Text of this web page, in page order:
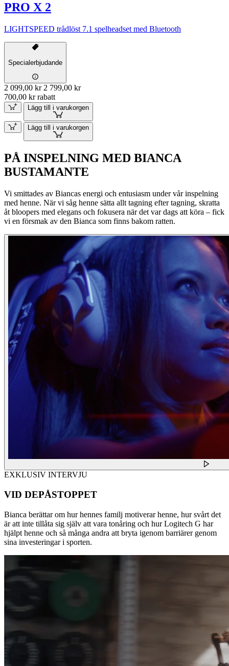
PRO X 2
LIGHTSPEED trådlöst 7.1 spelheadset med Bluetooth
Specialerbjudande
2 099,00 kr 2 799,00 kr
700,00 kr rabatt
Lägg till i varukorgen
Lägg till i varukorgen
PÅ INSPELNING MED BIANCA
BUSTAMANTE
Vi smittades av Biancas energi och entusiasm under vår inspelning
med henne. När vi såg henne sätta allt tagning efter tagning, skratta
åt bloopers med elegans och fokusera när det var dags att köra – fick
vi en försmak av den Bianca som finns bakom ratten.
EXKLUSIV INTERVJU
VID DEPÅSTOPPET
Bianca berättar om hur hennes familj motiverar henne, hur svårt det
är att inte tillåta sig själv att vara tonåring och hur Logitech G har
hjälpt henne och så många andra att bryta igenom barriärer genom
sina investeringar i sporten.